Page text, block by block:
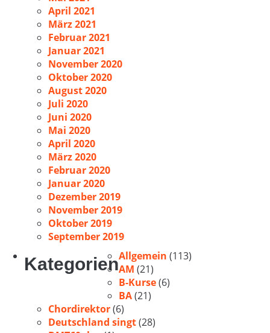
April 2021
März 2021
Februar 2021
Januar 2021
November 2020
Oktober 2020
August 2020
Juli 2020
Juni 2020
Mai 2020
April 2020
März 2020
Februar 2020
Januar 2020
Dezember 2019
November 2019
Oktober 2019
September 2019
KategorienAllgemein (113)
AM (21)
B-Kurse(6)
BA(21)
Chordirektor(6)
Deutschland singt(28)